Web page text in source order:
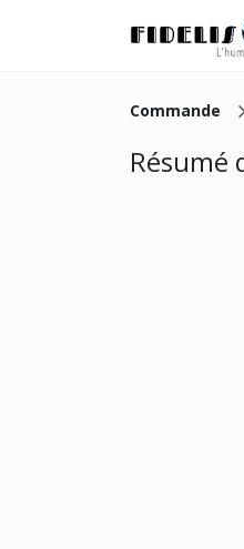
Commande
Résumé